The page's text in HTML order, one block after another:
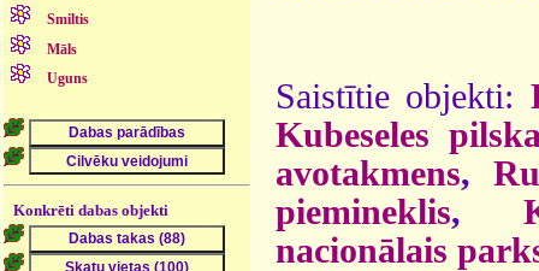
Smiltis
Māls
Uguns
Konkrēti dabas objekti
Saistītie objekti:
Kubeseles
avotakmens,
piemineklis,
nacionālais